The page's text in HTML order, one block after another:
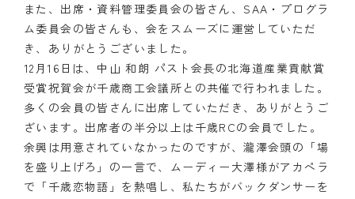
歴代会長・幹事
案内
例会場・事務局の案内
リンク集
また、出席・資料管理委員会の皆さん、SAA・プログラ
ム委員会の皆さんも、会をスムーズに運営していただ
き、ありがとうございました。
12月16日は、中山 和朗 パスト会長の北海道産業貢献賞
受賞祝賀会が千歳商工会議所との共催で行われました。
多くの会員の皆さんに出席していただき、ありがとうご
ざいます。出席者の半分以上は千歳RCの会員でした。
余興は用意されていなかったのですが、瀧澤会頭の「場
を盛り上げろ」の一言で、ムーディー大澤様がアカペラ
で「千歳恋物語」を熱唱し、私たちがバックダンサーを